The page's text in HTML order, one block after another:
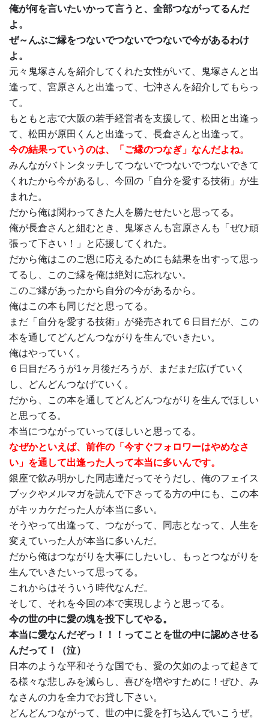
俺が何を言いたいかって言うと、全部つながってるんだ
よ。
ぜ～んぶご縁をつないでつないでつないで今があるわけ
よ。
元々鬼塚さんを紹介してくれた女性がいて、鬼塚さんと出
逢って、宮原さんと出逢って、七沖さんを紹介してもらっ
て。
もともと志で大阪の若手経営者を支援して、松田と出逢っ
て、松田が原田くんと出逢って、長倉さんと出逢って。
今の結果っていうのは、「ご縁のつなぎ」なんだよね。
みんながバトンタッチしてつないでつないでつないできて
くれたから今があるし、今回の「自分を愛する技術」が生
まれた。
だから俺は関わってきた人を勝たせたいと思ってる。
俺が長倉さんと組むとき、鬼塚さんも宮原さんも「ぜひ頑
張って下さい！」と応援してくれた。
だから俺はこのご恩に応えるためにも結果を出すって思っ
てるし、このご縁を俺は絶対に忘れない。
このご縁があったから自分の今があるから。
俺はこの本も同じだと思ってる。
まだ「自分を愛する技術」が発売されて６日目だが、この
本を通してどんどんつながりを生んでいきたい。
俺はやっていく。
６日目だろうが1ヶ月後だろうが、まだまだ広げていく
し、どんどんつなげていく。
だから、この本を通してどんどんつながりを生んでほしい
と思ってる。
本当につながっていってほしいと思ってる。
なぜかといえば、前作の「今すぐフォロワーはやめなさ
い」を通して出逢った人って本当に多いんです。
銀座で飲み明かした同志達だってそうだし、俺のフェイス
ブックやメルマガを読んで下さってる方の中にも、この本
がキッカケだった人が本当に多い。
そうやって出逢って、つながって、同志となって、人生を
変えていった人が本当に多いんだ。
だから俺はつながりを大事にしたいし、もっとつながりを
生んでいきたいって思ってる。
これからはそういう時代なんだ。
そして、それを今回の本で実現しようと思ってる。
今の世の中に愛の塊を投下してやる。
本当に愛なんだぞっ！！！ってことを世の中に認めさせる
んだって！（泣）
日本のような平和そうな国でも、愛の欠如のよって起きて
る様々な悲しみを減らし、喜びを増やすために！ぜひ、み
なさんの力を全力でお貸し下さい。
どんどんつながって、世の中に愛を打ち込んでいこうぜ。